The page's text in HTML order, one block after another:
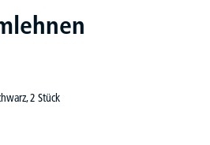
2 Stück